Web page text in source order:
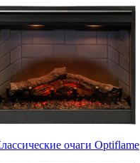
очаги Optiflame